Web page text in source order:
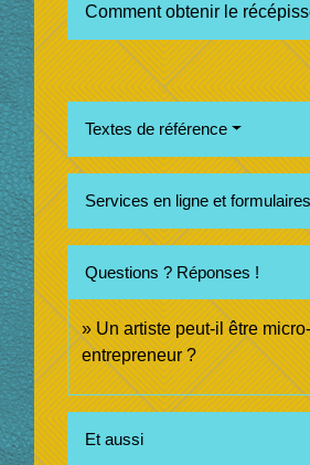
Comment obtenir le
Textes de référence
Services en ligne et formulaires
Questions ? Réponses !
Un artiste peut-il être
entrepreneur ?
Et aussi